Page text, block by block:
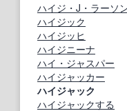
ハイジ・J・ラーソ
ハイジック
ハイジッヒ
ハイジニーナ
ハイ・ジャスパー
ハイジャッカー
ハイジャック
ハイジャックする